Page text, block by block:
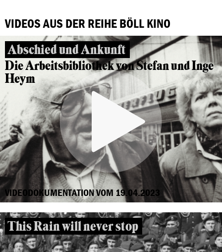
VIDEOS AUS DER REIHE BÖLL KINO
Abschied und Ankunft
Die Arbeitsbibliothek von Stefan und Inge
Heym
VIDEODOKUMENTATION VOM 19.04.2023
This Rain will never stop